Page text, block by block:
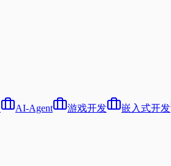
AI-Agent 游戏开发 嵌入式开发